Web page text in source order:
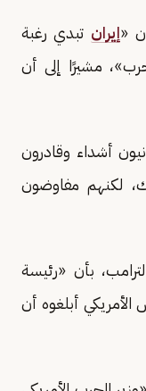
«إيران تبدي رغبة
مشيرًا إلى أن
أشداء وقادرون
لكنهم مفاوضون
بأن «رئيسة
أبلغوه أن